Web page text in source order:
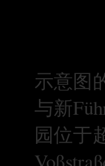
示意图
与新
园位于